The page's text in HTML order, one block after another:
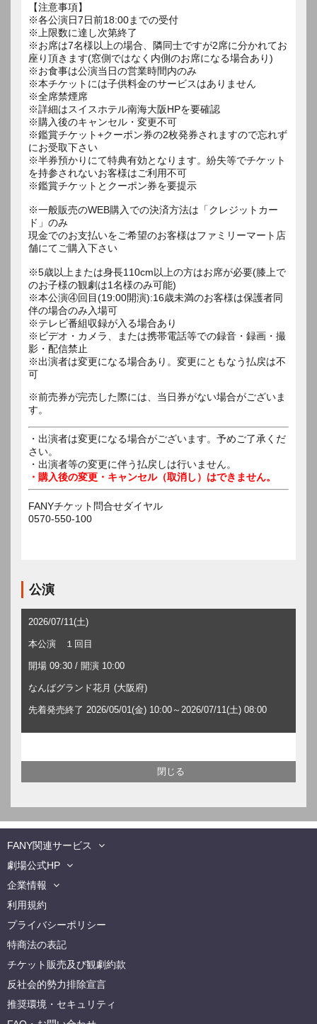
【注意事項】
※各公演日7日前18:00までの受付
※上限数に達し次第終了
※お席は7名様以上の場合、隣同士ですが2席に分かれてお
座り頂きます(窓側ではなく内側のお席になる場合あり)
※お食事は公演当日の営業時間内のみ
※本チケットには子供料金のサービスはありません
※全席禁煙席
※詳細はスイスホテル南海大阪HPを要確認
※購入後のキャンセル・変更不可
※鑑賞チケット+クーポン券の2枚発券されますので忘れず
にお受取下さい
※半券預かりにて特典有効となります。紛失等でチケット
を持参されないお客様はご利用不可
※鑑賞チケットとクーポン券を要提示
※一般販売のWEB購入での決済方法は「クレジットカー
ド」のみ
現金でのお支払いをご希望のお客様はファミリーマート店
舗にてご購入下さい
※5歳以上または身長110cm以上の方はお席が必要(膝上で
のお子様の観劇は1名様のみ可能)
※本公演④回目(19:00開演):16歳未満のお客様は保護者同
伴の場合のみ入場可
※テレビ番組収録が入る場合あり
※ビデオ・カメラ、または携帯電話等での録音・録画・撮
影・配信禁止
※出演者は変更になる場合あり。変更にともなう払戻は不
可
※前売券が完売した際には、当日券がない場合がございま
す。
・出演者は変更になる場合がございます。予めご了承くだ
さい。
・出演者等の変更に伴う払戻しは行いません。
・購入後の変更・キャンセル（取消し）はできません。
FANYチケット問合せダイヤル
0570-550-100
公演
2026/07/11(土)
本公演 １回目
開場 09:30 / 開演 10:00
なんばグランド花月 (大阪府)
先着発売終了 2026/05/01(金) 10:00～2026/07/11(土) 08:00
FANY関連サービス
劇場公式HP
企業情報
利用規約
プライバシーポリシー
特商法の表記
チケット販売及び観劇約款
反社会的勢力排除宣言
推奨環境・セキュリティ